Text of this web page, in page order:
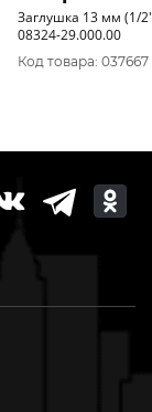
Заглушка 13 мм (1/
08324-29.000.00
Код товара: 037667